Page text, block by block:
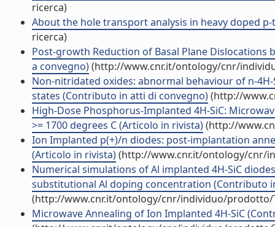
ricerca)
About the hole transport analysis in heavy doped
ricerca)
Post-growth Reduction of Basal Plane Dislocations
a convegno)(http://www.cnr.it/ontology/cnr/
Non-nitridated oxides: abnormal behaviour of n-
states (Contributo in atti di convegno)(http://
High-Dose Phosphorus-Implanted 4H-SiC:
>= 1700 degrees C (Articolo in rivista)(http://
Ion Implanted p(+)/n diodes: post-implantation
(Articolo in rivista)(http://www.cnr.it/ontology/cnr/
Numerical simulations of Al implanted 4H-SiC
substitutional Al doping concentration (Contributo
(http://www.cnr.it/ontology/cnr/individuo/prodotto/
Microwave Annealing of Ion Implanted 4H-SiC